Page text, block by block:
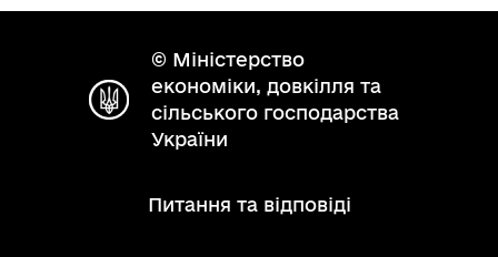
© Міністерство
економіки, довкілля та
сільського господарства
України
Питання та відповіді